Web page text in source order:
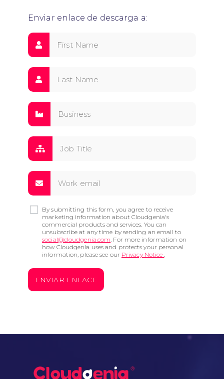
Enviar enlace de descarga a:
By submitting this form, you agree to receive
marketing information about Cloudgenia's
commercial products and services. You can
unsubscribe at any time by sending an email to
social@cloudgenia.com . For more information on
how Cloudgenia uses and protects your personal
information, please see our Privacy Notice